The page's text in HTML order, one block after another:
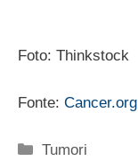
Foto: Thinkstock
Fonte: Cancer.org
Categorie
Tumori